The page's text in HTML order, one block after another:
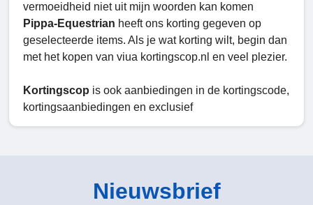
vermoeidheid niet uit mijn woorden kan komen
Pippa-Equestrian heeft ons korting gegeven op
geselecteerde items. Als je wat korting wilt, begin dan
met het kopen van viua kortingscop.nl en veel plezier.
Kortingscop is ook aanbiedingen in de kortingscode,
kortingsaanbiedingen en exclusief
Nieuwsbrief